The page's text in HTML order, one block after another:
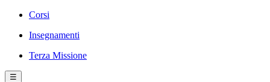
Corsi
Insegnamenti
Terza Missione
☰